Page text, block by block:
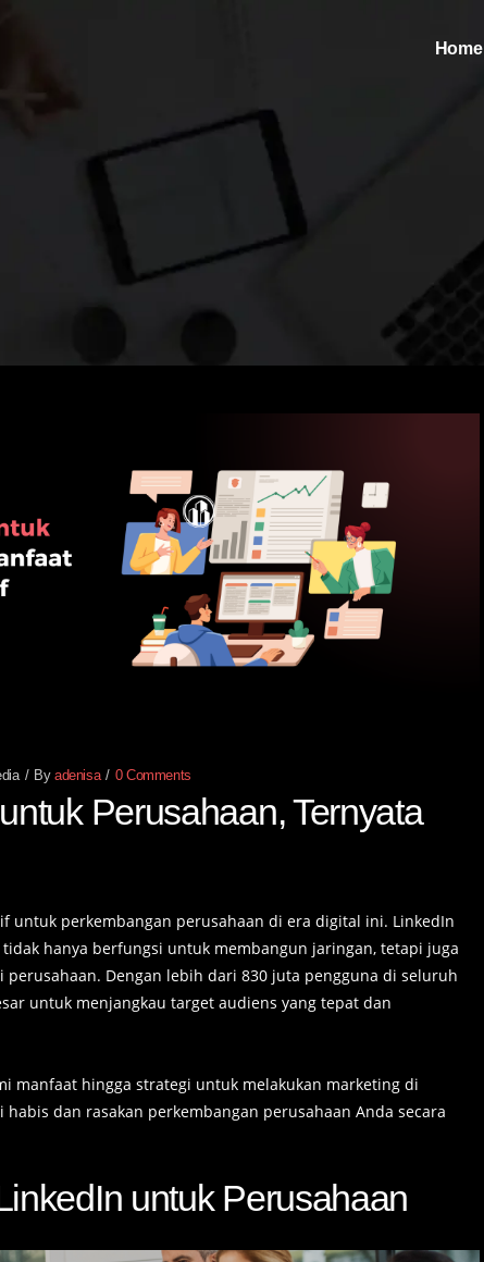
Home
Byadenisa 0 Comments
Perusahaan, Ternyata
untuk perkembangan perusahaan di era digital ini. LinkedIn
hanya berfungsi untuk membangun jaringan, tetapi juga
perusahaan. Dengan lebih dari 830 juta pengguna di seluruh
untuk menjangkau target audiens yang tepat dan
manfaat hingga strategi untuk melakukan marketing di
dan rasakan perkembangan perusahaan Anda secara
untuk Perusahaan